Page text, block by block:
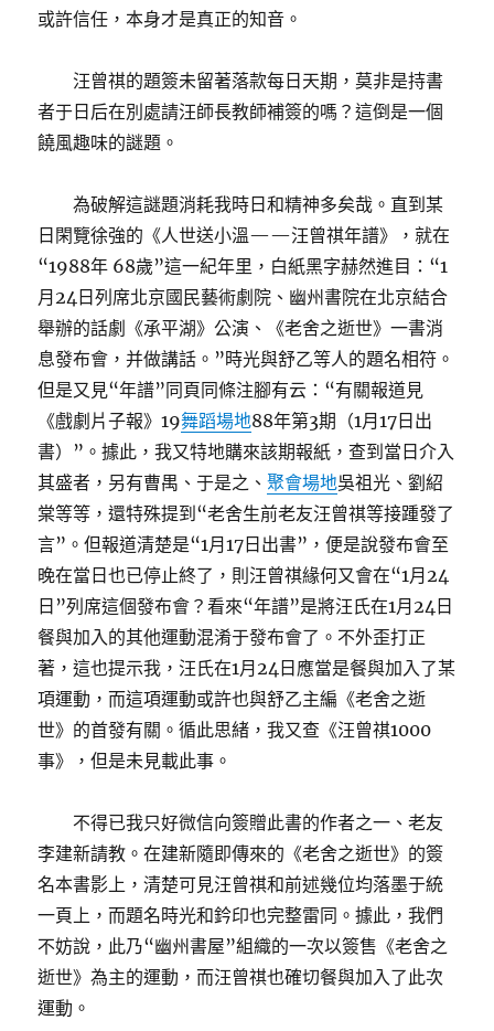
或許信任，本身才是真正的知音。
汪曾祺的題簽未留著落款每日天期，莫非是持書
者于日后在別處請汪師長教師補簽的嗎？這倒是一個
饒風趣味的謎題。
為破解這謎題消耗我時日和精神多矣哉。直到某
日閑覽徐強的《人世送小溫——汪曾祺年譜》，就在
“1988年 68歲”這一紀年里，白紙黑字赫然進目：“1
月24日列席北京國民藝術劇院、幽州書院在北京結合
舉辦的話劇《承平湖》公演、《老舍之逝世》一書消
息發布會，并做講話。”時光與舒乙等人的題名相符。
但是又見“年譜”同頁同條注腳有云：“有關報道見
《戲劇片子報》19舞蹈場地88年第3期（1月17日出
書）”。據此，我又特地購來該期報紙，查到當日介入
其盛者，另有曹禺、于是之、聚會場地吳祖光、劉紹
棠等等，還特殊提到“老舍生前老友汪曾祺等接踵發了
言”。但報道清楚是“1月17日出書”，便是說發布會至
晚在當日也已停止終了，則汪曾祺緣何又會在“1月24
日”列席這個發布會？看來“年譜”是將汪氏在1月24日
餐與加入的其他運動混淆于發布會了。不外歪打正
著，這也提示我，汪氏在1月24日應當是餐與加入了某
項運動，而這項運動或許也與舒乙主編《老舍之逝
世》的首發有關。循此思緒，我又查《汪曾祺1000
事》，但是未見載此事。
不得已我只好微信向簽贈此書的作者之一、老友
李建新請教。在建新隨即傳來的《老舍之逝世》的簽
名本書影上，清楚可見汪曾祺和前述幾位均落墨于統
一頁上，而題名時光和鈐印也完整雷同。據此，我們
不妨說，此乃“幽州書屋”組織的一次以簽售《老舍之
逝世》為主的運動，而汪曾祺也確切餐與加入了此次
運動。